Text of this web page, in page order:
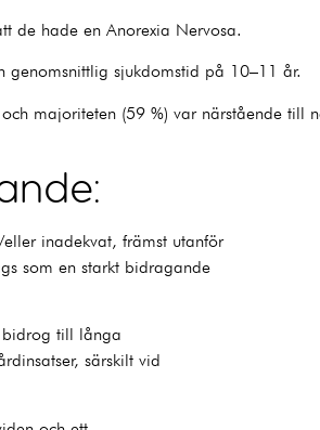
de hade en Anorexia Nervosa.
genomsnittlig sjukdomstid på 10–11 år.
majoriteten (59 %) var närstående till
inadekvat, främst utanför
som en starkt bidragande
bidrog till långa
särskilt vid